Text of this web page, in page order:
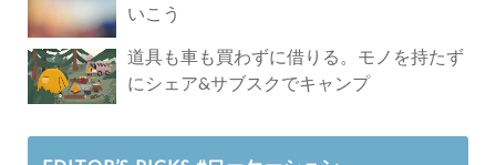
いこう
道具も車も買わずに借りる。モノを持たず
にシェア&サブスクでキャンプ